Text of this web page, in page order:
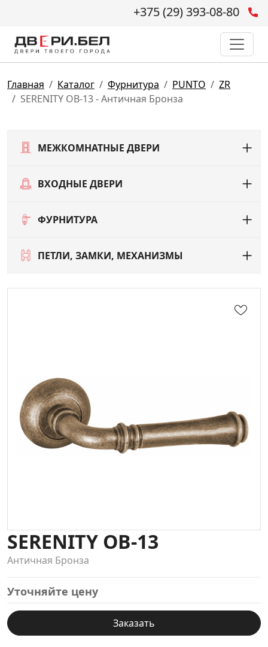
+375 (29) 393-08-80
Главная Каталог Фурнитура PUNTO
ZR
SERENITY OB-13 - Античная Бронза
МЕЖКОМНАТНЫЕ ДВЕРИ
ВХОДНЫЕ ДВЕРИ
ФУРНИТУРА
ПЕТЛИ, ЗАМКИ, МЕХАНИЗМЫ
SERENITY OB-13
Античная Бронза
Уточняйте цену
Заказать